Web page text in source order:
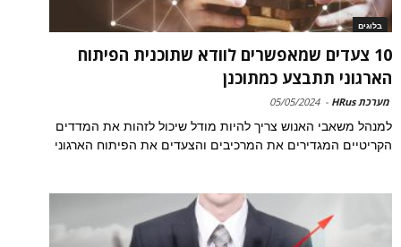
בלוגים
10 צעדים שמאפשרים לוודא שתוכנית הפיתוח
הארגוני תתבצע כמתוכנן
מערכת HRus -
05/05/2024
למנהל משאבי האנוש צריך להיות מודל שיכול לזהות את המדדים
הקריטיים המגדירים את המרכיבים והצעדים את הפיתוח הארגוני